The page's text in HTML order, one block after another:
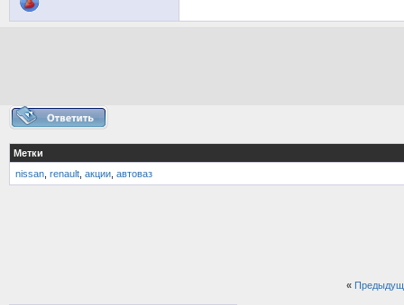
Метки
nissan renault акции автоваз
«